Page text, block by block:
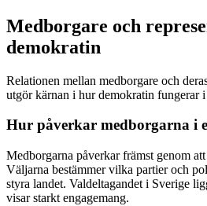
Medborgare och
demokratin
Relationen mellan medborgare och
utgör kärnan i hur demokratin fungerar
Hur påverkar medborgarna i
Medborgarna påverkar främst genom
Väljarna bestämmer vilka partier och
styra landet. Valdeltagandet i Sverige
visar starkt engagemang.